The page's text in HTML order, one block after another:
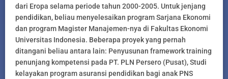
dari Eropa selama periode tahun 2000-2005. Untuk jenjang
pendidikan, beliau menyelesaikan program Sarjana Ekonomi
dan program Magister Manajemen-nya di Fakultas Ekonomi
Universitas Indonesia. Beberapa proyek yang pernah
ditangani beliau antara lain: Penyusunan framework training
penunjang kompetensi pada PT. PLN Persero (Pusat), Studi
kelayakan program asuransi pendidikan bagi anak PNS